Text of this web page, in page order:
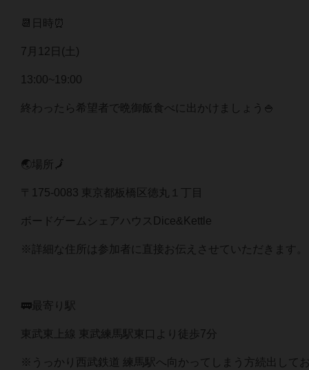
📆日時⏰
7月12日(土)
13:00~19:00
終わったら希望者で晩御飯食べに出かけましょう🍚
🌏場所🗾
〒175-0083 東京都板橋区徳丸１丁目
ボードゲームシェアハウスDice&Kettle
※詳細な住所は参加者に直接お伝えさせていただきます。
🚃最寄り駅
東武東上線 東武練馬駅東口より徒歩7分
※うっかり西武鉄道 練馬駅へ向かってしまう方続出して